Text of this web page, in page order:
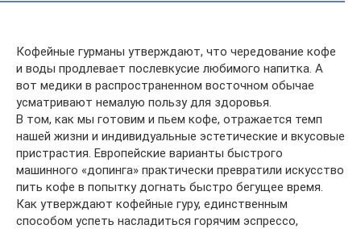
Кофейные гурманы утверждают, что чередование кофе
и воды продлевает послевкусие любимого напитка. А
вот медики в распространенном восточном обычае
усматривают немалую пользу для здоровья.
В том, как мы готовим и пьем кофе, отражается темп
нашей жизни и индивидуальные эстетические и вкусовые
пристрастия. Европейские варианты быстрого
машинного «допинга» практически превратили искусство
пить кофе в попытку догнать быстро бегущее время.
Как утверждают кофейные гуру, единственным
способом успеть насладиться горячим эспрессо,